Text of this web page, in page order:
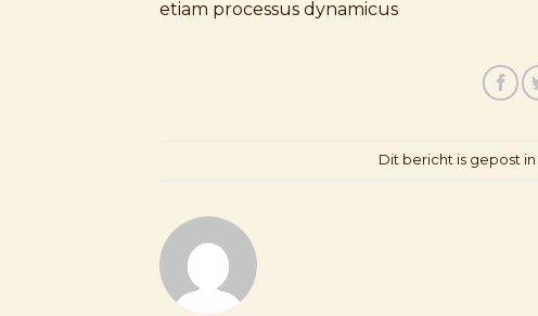
etiam processus dynamicus
Dit bericht is gepost in